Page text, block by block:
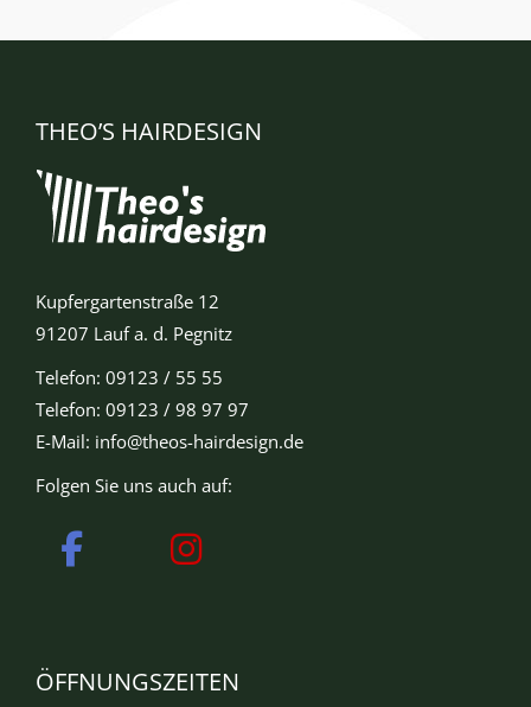
THEO’S HAIRDESIGN
Kupfergartenstraße 12
91207 Lauf a. d. Pegnitz
Telefon: 09123 / 55 55
Telefon: 09123 / 98 97 97
E-Mail: info@theos-hairdesign.de
Folgen Sie uns auch auf:
ÖFFNUNGSZEITEN